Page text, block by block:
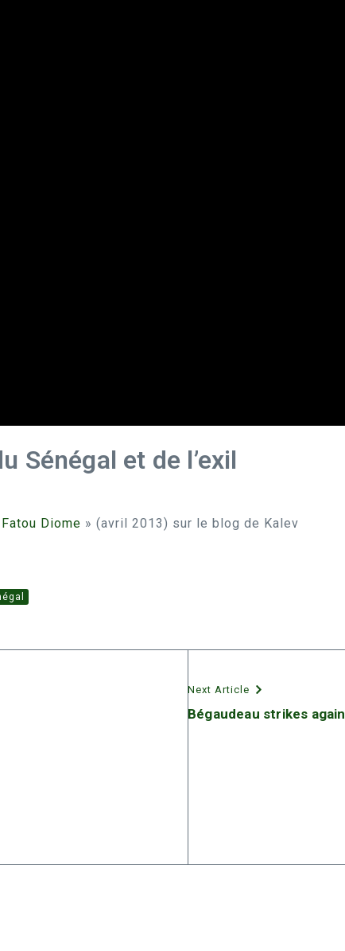
Sénégal et de l’exil
Diome » (avril 2013) sur le blog de Kalev
Next Article
Bégaudeau strikes again